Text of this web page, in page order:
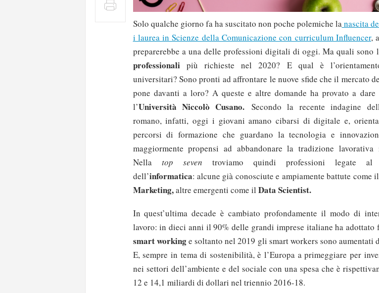
Solo qualche giorno fa ha suscitato non poche polemiche lanascita
i laurea in Scienze della Comunicazione con curriculum Influencer,
preparerebbe a una delle professioni digitali di oggi. Ma quali sono
professionalipiù richieste nel 2020? E qual è
universitari? Sono pronti ad affrontare le nuove sfide che il mercato
pone davanti a loro? A queste e altre domande ha provato a dare
l’Università Niccolò Cusano. Secondo la recente indagine
romano, infatti, oggi i giovani amano cibarsi di digitale e,
percorsi di formazione che guardano la tecnologia e
maggiormente propensi ad abbandonare la tradizione lavorativa
Nella top seven troviamo quindi professioni legate al
dell’informatica: alcune già conosciute e ampiamente battute come il
Marketing,altre emergenti come il Data Scientist.
In quest’ultima decade è cambiato profondamente il modo di
lavoro: in dieci anni il 90% delle grandi imprese italiane ha adottato
smart workinge soltanto nel 2019 gli smart workers sono aumentati
E, sempre in tema di sostenibilità, è l’Europa a primeggiare per
nei settori dell’ambiente e del sociale con una spesa che è
12 e 14,1 miliardi di dollari nel triennio 2016-18.